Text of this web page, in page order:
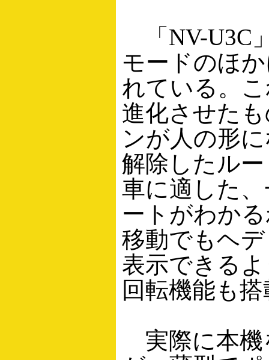
「NV-U3C
モードのほ
れている。
進化させた
ンが人の形
解除したル
車に適した
ートがわか
移動でもヘ
表示できる
回転機能も
実際に本機